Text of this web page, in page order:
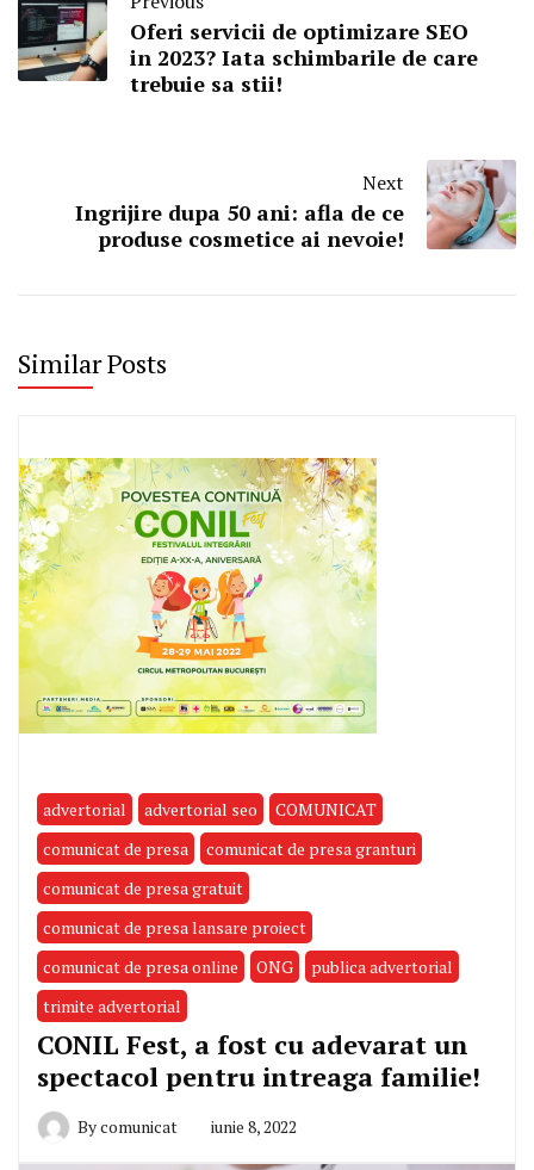
Oferi servicii de optimizare SEO
in 2023? Iata schimbarile de care
trebuie sa stii!
Next
Ingrijire dupa 50 ani: afla de ce
produse cosmetice ai nevoie!
Similar Posts
advertorial advertorial seo
COMUNICAT
comunicat de presa
comunicat de presa granturi
comunicat de presa gratuit
comunicat de presa lansare proiect
comunicat de presa online
ONG
publica advertorial
trimite advertorial
CONIL Fest, a fost cu adevarat un
spectacol pentru intreaga familie!
Bycomunicat iunie 8, 2022